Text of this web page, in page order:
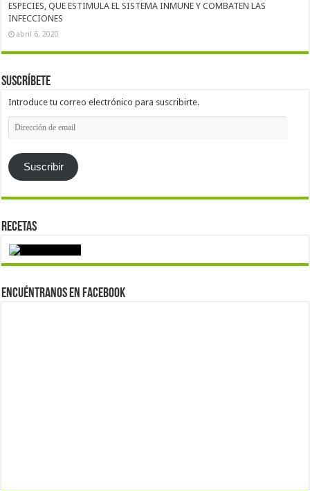
ESPECIES, QUE ESTIMULA EL SISTEMA INMUNE Y COMBATEN LAS
INFECCIONES
abril 6, 2020
Suscríbete
Introduce tu correo electrónico para suscribirte.
Dirección
de
Suscribir
Recetas
Encuéntranos en Facebook